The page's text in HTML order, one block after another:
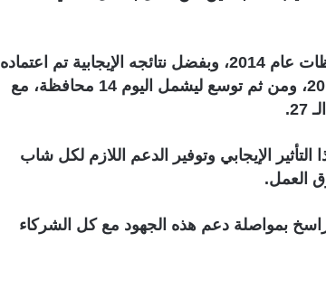
واضاف ان هذا البرنامج كتجربة في خمس محافظات عام 2014، وبفضل نتائجه الإيجابية تم اعتماده
ضمن خطة عمل وزارة الشباب والرياضة عام 2016، ومن ثم توسع ليشمل اليوم 14 محافظة، مع
الإيجابي وتوفير الدعم اللازم لكل شاب
العمل.
بمواصلة دعم هذه الجهود مع كل الشركاء